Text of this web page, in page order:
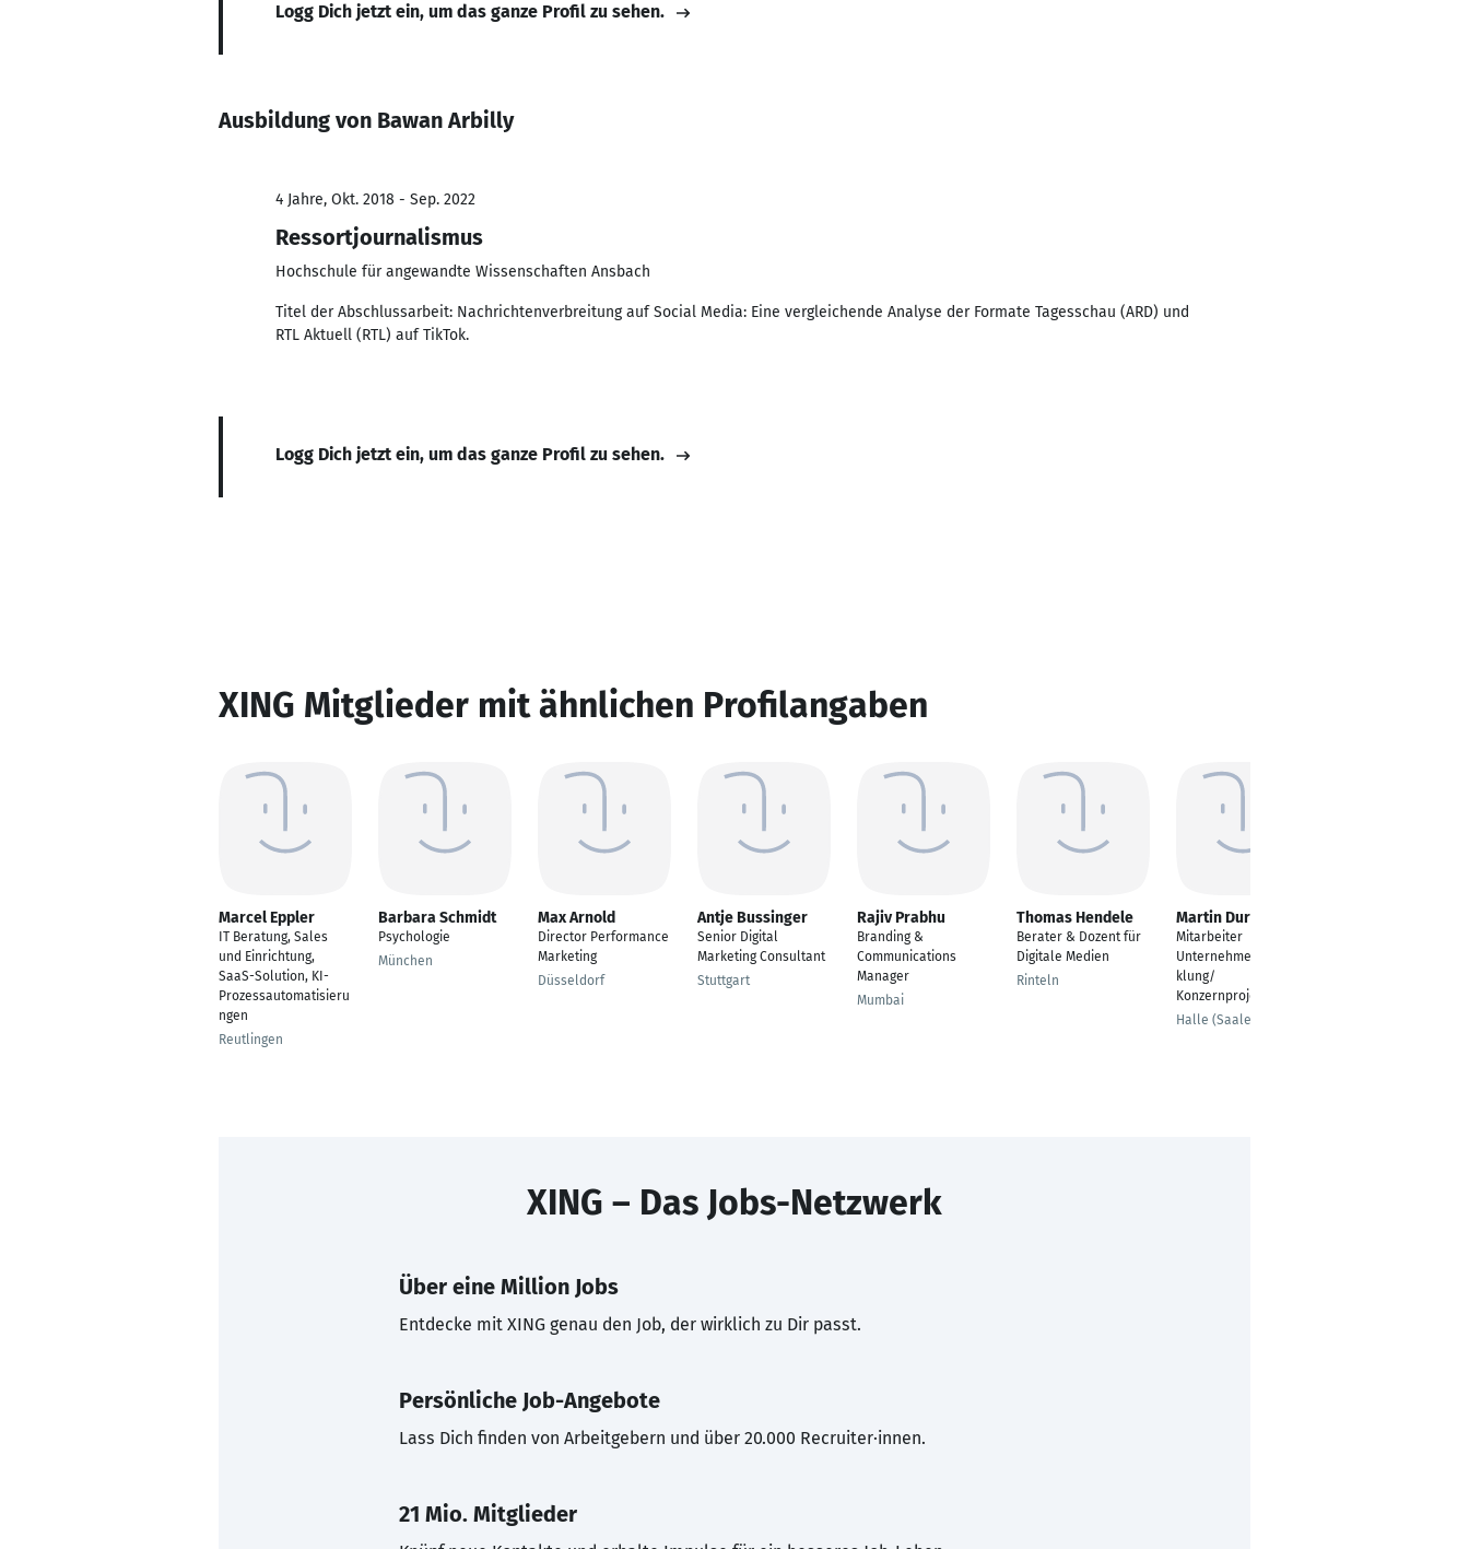
Logg Dich jetzt ein, um das ganze Profil zu sehen.
Ausbildung von Bawan Arbilly
4 Jahre, Okt. 2018 - Sep. 2022
Ressortjournalismus
Hochschule für angewandte Wissenschaften Ansbach
Titel der Abschlussarbeit: Nachrichtenverbreitung auf Social Media: Eine vergleichende Analyse der Formate Tagesschau (ARD) und
RTL Aktuell (RTL) auf TikTok.
Logg Dich jetzt ein, um das ganze Profil zu sehen.
XING Mitglieder mit ähnlichen Profilangaben
Marcel Eppler
IT Beratung, Sales
und Einrichtung,
SaaS-Solution, KI-
Prozessautomatisieru
ngen
Reutlingen
Barbara Schmidt
Psychologie
München
Max Arnold
Director Performance
Marketing
Düsseldorf
Antje Bussinger
Senior Digital
Marketing Consultant
Stuttgart
Rajiv Prabhu
Branding &
Communications
Manager
Mumbai
Thomas Hendele
Berater & Dozent für
Digitale Medien
Rinteln
Martin Durek
Mitarbeiter
Unternehmensentwic
klung/
Konzernprojekte
Halle (Saale)
XING – Das Jobs-Netzwerk
Über eine Million Jobs
Entdecke mit XING genau den Job, der wirklich zu Dir passt.
Persönliche Job-Angebote
Lass Dich finden von Arbeitgebern und über 20.000 Recruiter·innen.
21 Mio. Mitglieder